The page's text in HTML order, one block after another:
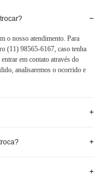
−
o nosso atendimento. Para
(11) 98565-6167, caso tenha
em contato através do
analisaremos o ocorrido e
+
+
+